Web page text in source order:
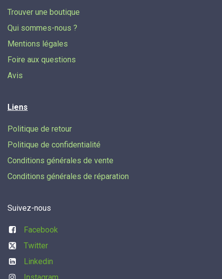
Trouver une boutique
Qui sommes-nous ?
Mentions légales
Foire aux questions
Avis
Liens
Politique de retour
Politique de confidentialité
Conditions générales de vente
Conditions générales de réparation
Suivez-nous
Facebook
Twitter
Linkedin